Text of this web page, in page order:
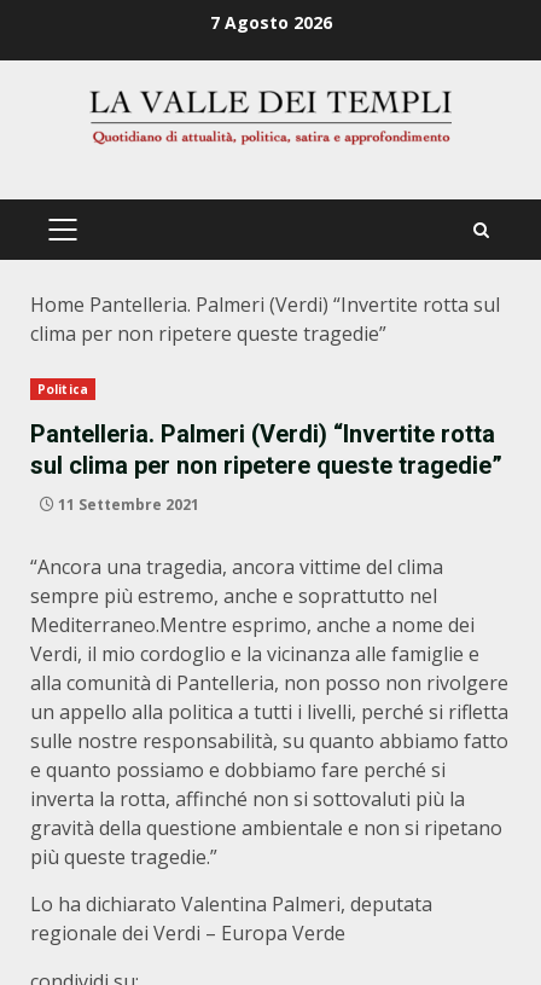
7 Agosto 2026
PRIMÄRES
Home Pantelleria. Palmeri (Verdi) “Invertite rotta sul
clima per non ripetere queste tragedie”
Politica
Pantelleria. Palmeri (Verdi) “Invertite rotta
sul clima per non ripetere queste tragedie”
11 Settembre 2021
“Ancora una tragedia, ancora vittime del clima
sempre più estremo, anche e soprattutto nel
Mediterraneo.Mentre esprimo, anche a nome dei
Verdi, il mio cordoglio e la vicinanza alle famiglie e
alla comunità di Pantelleria, non posso non rivolgere
un appello alla politica a tutti i livelli, perché si rifletta
sulle nostre responsabilità, su quanto abbiamo fatto
e quanto possiamo e dobbiamo fare perché si
inverta la rotta, affinché non si sottovaluti più la
gravità della questione ambientale e non si ripetano
più queste tragedie.”
Lo ha dichiarato Valentina Palmeri, deputata
regionale dei Verdi – Europa Verde